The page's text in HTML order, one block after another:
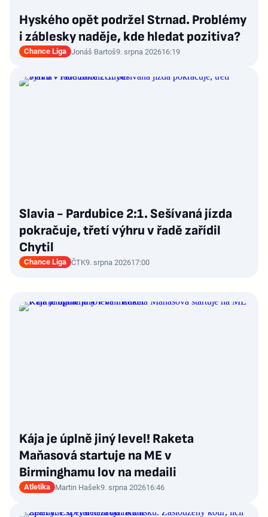
Hyského opět podržel Strnad. Problémy
i záblesky naděje, kde hledat pozitiva?
Chance Liga Jonáš Bartoš9. srpna 202616:19
Slavia - Pardubice 2:1. Sešívaná jízda
pokračuje, třetí výhru v řadě zařídil
Chytil
Chance Liga ČTK9. srpna 202617:00
Kája je úplně jiný level! Raketa
Maňasová startuje na ME v
Birminghamu lov na medaili
Atletika Martin Hašek9. srpna 202616:46